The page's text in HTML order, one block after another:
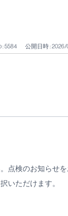
: 5584 公開日時 : 2026/
点検のお知らせ
いただけます。